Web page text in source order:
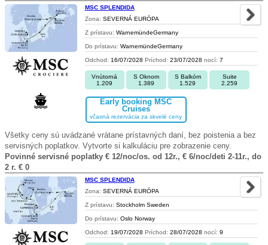
MSC SPLENDIDA
Zona: SEVERNÁ EURÓPA
Z prístavu: WarnemündeGermany
Do prístavu: WarnemündeGermany
Odchod: 16/07/2028 Príchod: 23/07/2028 nocí: 7
Vnútorná
1.209
S Oknom
1.389
S Balkóm
1.529
Suite
2.259
Early booking MSC
Cruises
včasná rezervácia za skvelé ceny
Všetky ceny sú uvádzané vrátane prístavných daní, bez poistenia a bez
servisných poplatkov. Vytvorte si kalkuláciu pre zobrazenie ceny.
Povinné servisné poplatky € 12/noc/os. od 12r., € 6/noc/deti 2-11r., do
2 r. € 0
MSC SPLENDIDA
Zona: SEVERNÁ EURÓPA
Z prístavu: Stockholm Sweden
Do prístavu: Oslo Norway
Odchod: 19/07/2028 Príchod: 28/07/2028 nocí: 9